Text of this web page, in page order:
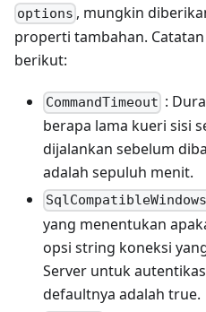
options , mungkin
properti tambahan.
berikut:
CommandTimeout :
berapa lama kueri sisi
dijalankan sebelum
adalah sepuluh menit.
yang menentukan
opsi string koneksi
Server untuk
defaultnya adalah true.